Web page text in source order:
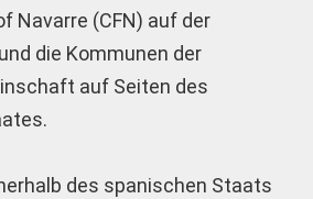
Navarre (CFN) auf der
die Kommunen der
auf Seiten des
des spanischen Staats